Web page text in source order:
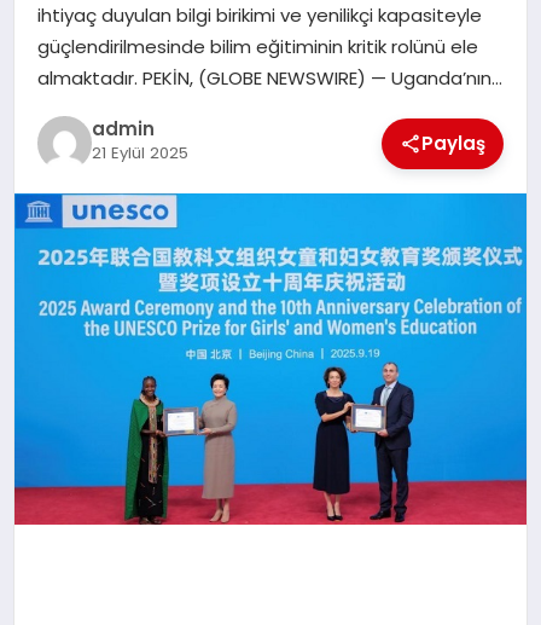
YAŞAM
ihtiyaç duyulan bilgi birikimi ve yenilikçi kapasiteyle
güçlendirilmesinde bilim eğitiminin kritik rolünü ele
almaktadır. PEKİN, (GLOBE NEWSWIRE) — Uganda’nın…
admin
21 Eylül 2025 Paylaş